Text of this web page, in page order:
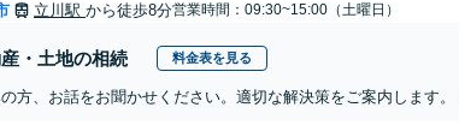
立川駅 から徒歩8分営業時間：09:30~15:00（土曜日）
・土地の相続 料金表を見る
方、お話をお聞かせください。適切な解決策をご案内します。